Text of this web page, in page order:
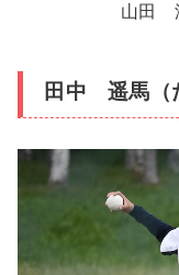
山田
田中 遥馬（